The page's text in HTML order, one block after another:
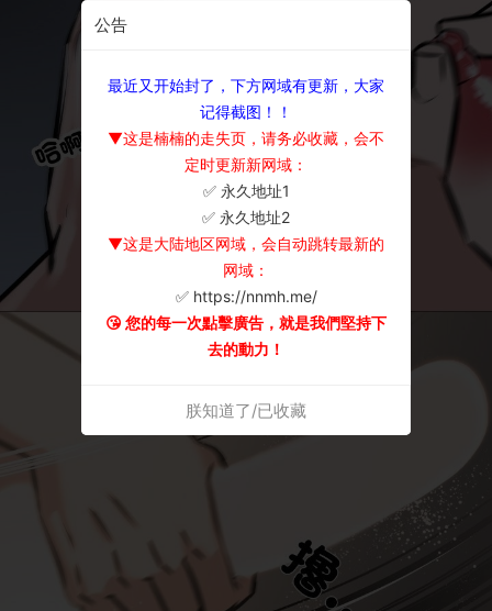
公告
最近又开始封了，下方网域有更新，大家
记得截图！！
▼这是楠楠的走失页，请务必收藏，会不
定时更新新网域：
✅ 永久地址1
✅ 永久地址2
▼这是大陆地区网域，会自动跳转最新的
网域：
✅ https://nnmh.me/
😘 您的每一次點擊廣告，就是我們堅持下
去的動力！
朕知道了/已收藏